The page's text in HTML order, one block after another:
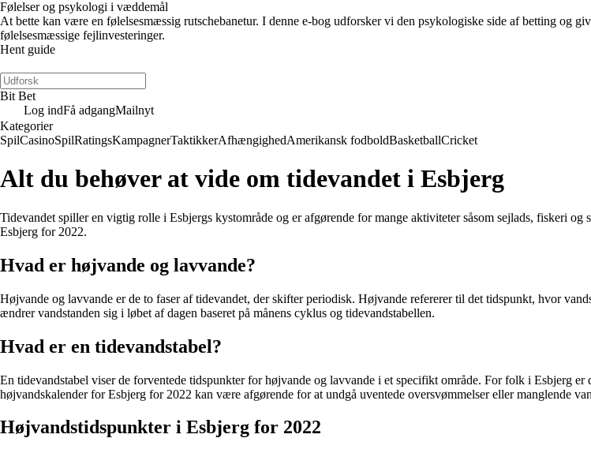
Følelser og psykologi i væddemål
At bette kan være en følelsesmæssig rutschebanetur. I denne e-bog udforsker vi den psykologiske side af betting og
følelsesmæssige fejlinvesteringer.
Hent guide
Bit Bet
Log indFå adgangMailnyt
Kategorier
SpilCasinoSpilRatingsKampagnerTaktikkerAfhængighedAmerikansk fodboldBasketballCricket
Alt du behøver at vide om tidevandet i Esbjerg
Tidevandet spiller en vigtig rolle i Esbjergs kystområde og er afgørende for mange aktiviteter såsom sejlads, fiskeri
Esbjerg for 2022.
Hvad er højvande og lavvande?
Højvande og lavvande er de to faser af tidevandet, der skifter periodisk. Højvande refererer til det tidspunkt, hvor
ændrer vandstanden sig i løbet af dagen baseret på månens cyklus og tidevandstabellen.
Hvad er en tidevandstabel?
En tidevandstabel viser de forventede tidspunkter for højvande og lavvande i et specifikt område. For folk i Esbjerg
højvandskalender for Esbjerg for 2022 kan være afgørende for at undgå uventede oversvømmelser eller manglende
Højvandstidspunkter i Esbjerg for 2022